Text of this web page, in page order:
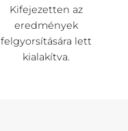
Kifejezetten az
eredmények
felgyorsítására lett
kialakítva.